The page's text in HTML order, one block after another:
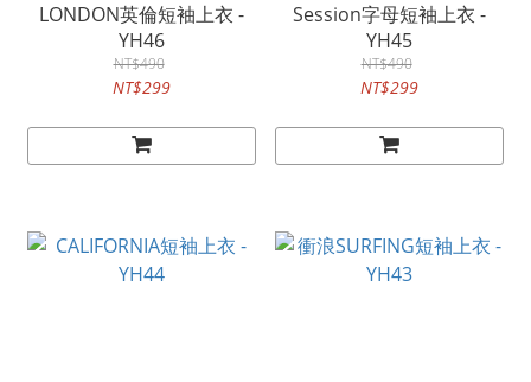
LONDON英倫短袖上衣 -
YH46
NT$490
NT$299
Session字母短袖上衣 -
YH45
NT$490
NT$299